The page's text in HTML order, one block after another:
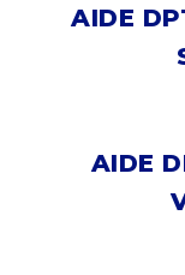
AIDE
AIDE